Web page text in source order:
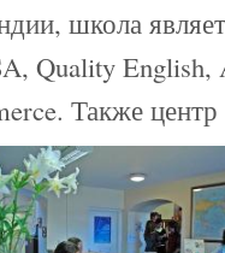
школа
Quality English,
Также